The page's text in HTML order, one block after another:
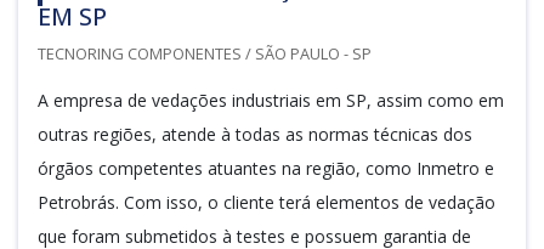
EM SP
TECNORING COMPONENTES / SÃO PAULO - SP
A empresa de vedações industriais em SP, assim como em
outras regiões, atende à todas as normas técnicas dos
órgãos competentes atuantes na região, como Inmetro e
Petrobrás. Com isso, o cliente terá elementos de vedação
que foram submetidos à testes e possuem garantia de